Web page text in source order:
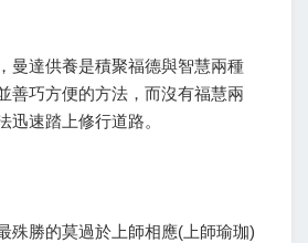
曼達供養是積聚福德與智慧兩種
善巧方便的方法，而沒有福慧兩
迅速踏上修行道路。
殊勝的莫過於上師相應(上師瑜珈)